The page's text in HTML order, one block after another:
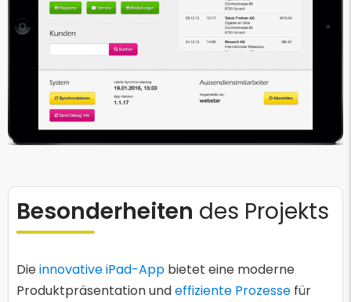
Besonderheiten des Projekts
Dieinnovative iPad-App bietet eine moderne
Produktpräsentation undeffiziente Prozesse für